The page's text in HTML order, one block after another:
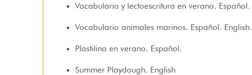
Vocabulario y lectoescritura en verano. Español.
Vocabulario animales marinos. Español. English.
Plastilina en verano. Español.
Summer Playdough. English